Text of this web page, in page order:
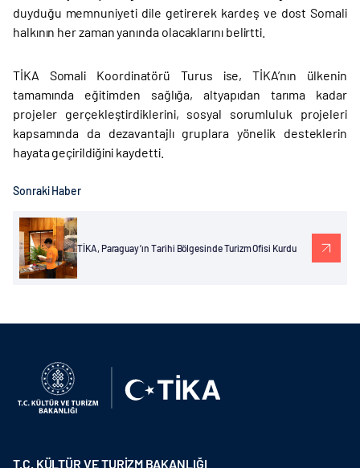
duyduğu memnuniyeti dile getirerek kardeş ve dost Somali
halkının her zaman yanında olacaklarını belirtti.
TİKA Somali Koordinatörü Turus ise, TİKA’nın ülkenin
tamamında eğitimden sağlığa, altyapıdan tarıma kadar
projeler gerçekleştirdiklerini, sosyal sorumluluk projeleri
kapsamında da dezavantajlı gruplara yönelik desteklerin
hayata geçirildiğini kaydetti.
Sonraki Haber
TİKA, Paraguay’ın Tarihi Bölgesinde Turizm Ofisi Kurdu
T.C. KÜLTÜR VE TURİZM BAKANLIĞI